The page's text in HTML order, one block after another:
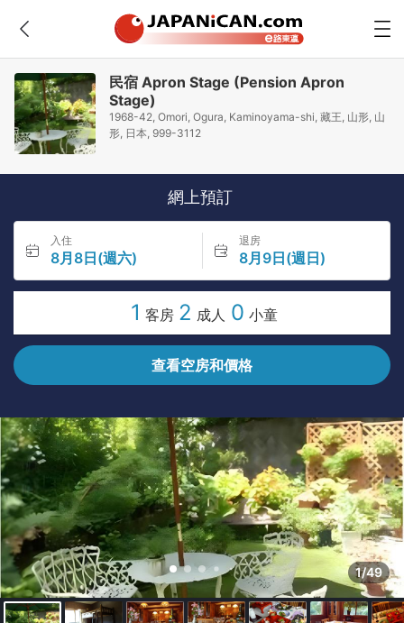
民宿 Apron Stage (Pension Apron
Stage)
1968-42, Omori, Ogura, Kaminoyama-shi, 藏王, 山形, 山
形, 日本, 999-3112
網上預訂
入住
8月8日(週六)
退房
8月9日(週日)
1 客房 2 成人 0 小童
查看空房和價格
1/49